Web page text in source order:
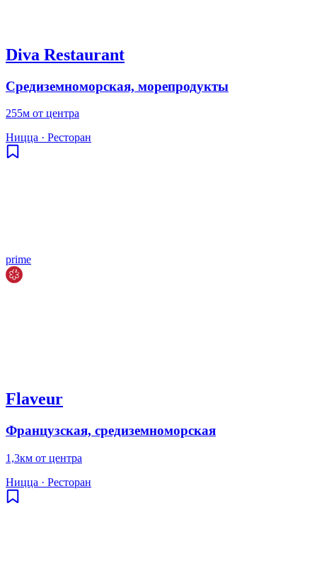
Diva Restaurant
Средиземноморская, морепродукты
255м от центра
Ницца · Ресторан
prime
Flaveur
Французская, средиземноморская
1,3км от центра
Ницца · Ресторан